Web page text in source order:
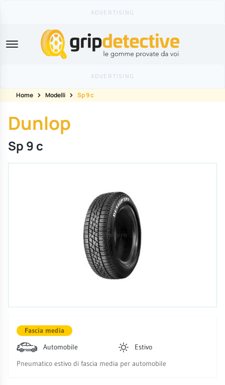
GripDetective
Home Modelli Sp 9 c
Dunlop
Sp 9 c
Fascia media
Automobile
Estivo
Pneumatico estivo di fascia media per automobile